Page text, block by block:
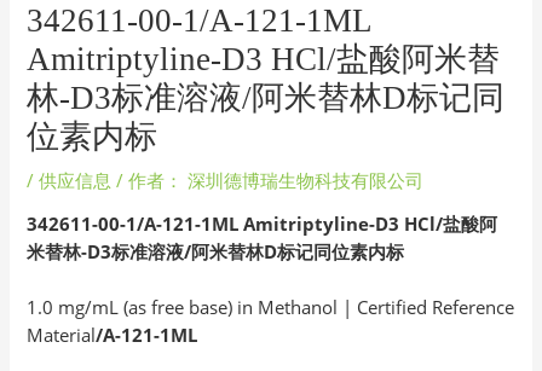
342611-00-1/A-121-1ML
Amitriptyline-D3 HCl/盐酸阿米替
林-D3标准溶液/阿米替林D标记同
位素内标
/供应信息 / 作者： 深圳德博瑞生物科技有限公司
342611-00-1/A-121-1ML Amitriptyline-D3 HCl/盐酸阿
米替林-D3标准溶液/阿米替林D标记同位素内标
1.0 mg/mL (as free base) in Methanol | Certified Reference
Material/A-121-1ML